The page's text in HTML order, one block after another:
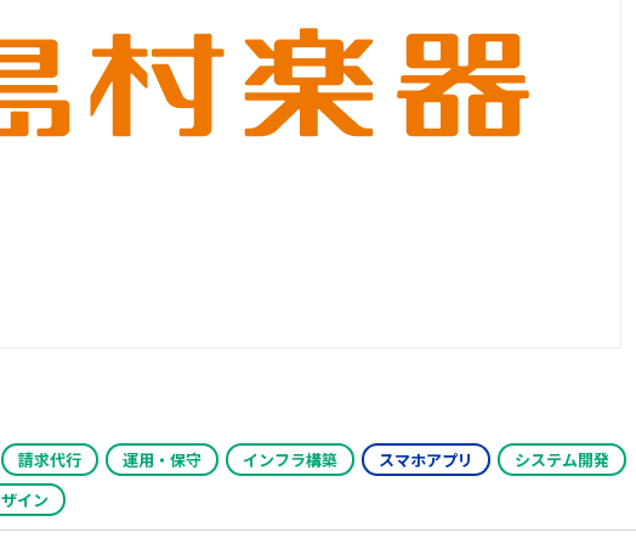
請求代行 運用・保守 インフラ構築 スマホアプリ
システム開発
イン